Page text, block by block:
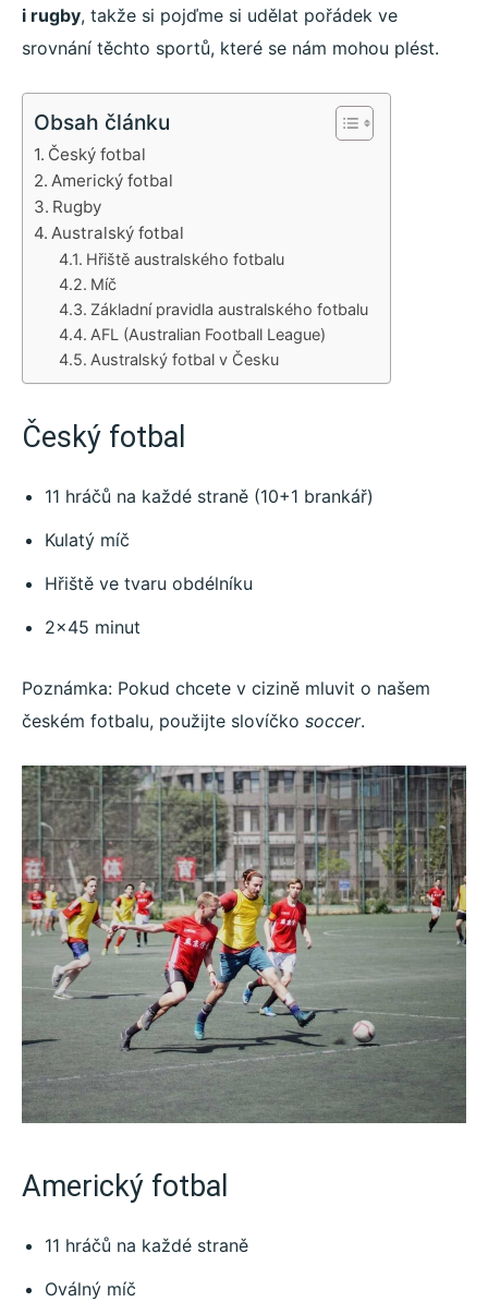
i rugby, takže si pojďme si udělat pořádek ve
srovnání těchto sportů, které se nám mohou plést.
Obsah článku
Český fotbal
Americký fotbal
Rugby
Australský fotbal
Hřiště australského fotbalu
Míč
Základní pravidla australského fotbalu
AFL (Australian Football League)
Australský fotbal v Česku
Český fotbal
11 hráčů na každé straně (10+1 brankář)
Kulatý míč
Hřiště ve tvaru obdélníku
2×45 minut
Poznámka: Pokud chcete v cizině mluvit o našem
českém fotbalu, použijte slovíčko soccer.
Americký fotbal
11 hráčů na každé straně
Oválný míč